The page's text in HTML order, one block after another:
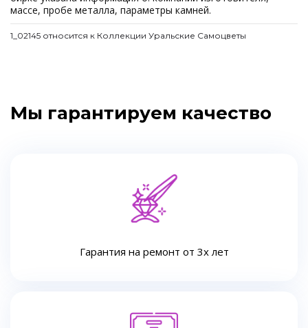
массе, пробе металла, параметры камней.
1_02145 относится к Коллекции Уральские Самоцветы
Мы гарантируем качество
Гарантия на ремонт от 3х лет